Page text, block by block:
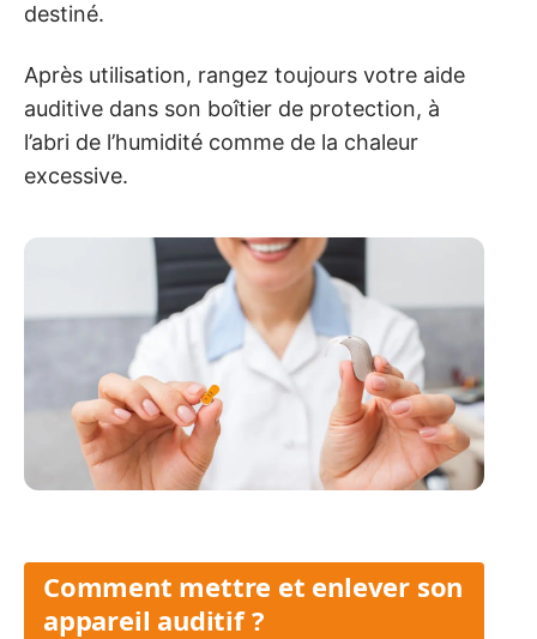
destiné.
Après utilisation, rangez toujours votre aide
auditive dans son boîtier de protection, à
l’abri de l’humidité comme de la chaleur
excessive.
Comment mettre et enlever son
appareil auditif ?